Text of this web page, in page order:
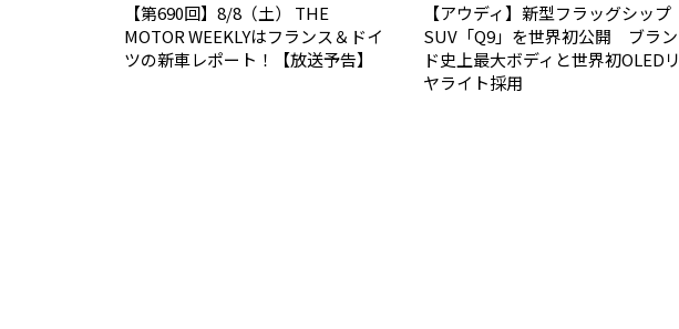
【第690回】8/8（土） THE
MOTOR WEEKLYはフランス＆ドイ
ツの新車レポート！【放送予告】
【アウディ】新型フラッグシップ
SUV「Q9」を世界初公開 ブラン
ド史上最大ボディと世界初OLEDリ
ヤライト採用